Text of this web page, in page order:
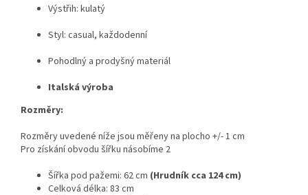
Výstřih: kulatý
Styl: casual, každodenní
Pohodlný a prodyšný materiál
Italská výroba
Rozměry:
Rozměry uvedené níže jsou měřeny na plocho +/- 1 cm
Pro získání obvodu šířku násobíme 2
Šířka pod pažemi: 62 cm (Hrudník cca 124 cm)
Celková délka: 83 cm